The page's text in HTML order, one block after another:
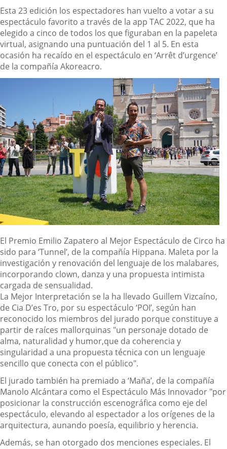
Esta 23 edición los espectadores han vuelto a votar a su
espectáculo favorito a través de la app TAC 2022, que ha
elegido a cinco de todos los que figuraban en la papeleta
virtual, asignando una puntuación del 1 al 5. En esta
ocasión ha recaído en el espectáculo en ‘Arrêt d’urgence’
de la compañía Akoreacro.
El Premio Emilio Zapatero al Mejor Espectáculo de Circo ha
sido para ‘Tunnel’, de la compañía Hippana. Maleta por la
investigación y renovación del lenguaje de los malabares,
incorporando clown, danza y una propuesta intimista
cargada de sensualidad.
La Mejor Interpretación se la ha llevado Guillem Vizcaíno,
de Cia D’es Tro, por su espectáculo ‘POI’, según han
reconocido los miembros del jurado porque constituye a
partir de raíces mallorquinas "un personaje dotado de
alma, naturalidad y humor,que da coherencia y
singularidad a una propuesta técnica con un lenguaje
sencillo que conecta con el público".
El jurado también ha premiado a ‘Maña’, de la compañía
Manolo Alcántara como el Espectáculo Más Innovador "por
posicionar la construcción escenográfica como eje del
espectáculo, elevando al espectador a los orígenes de la
arquitectura, aunando poesía, equilibrio y herencia.
Además, se han otorgado dos menciones especiales. El